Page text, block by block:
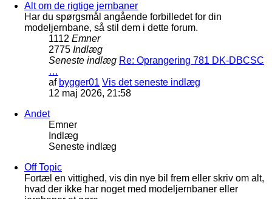
Alt om de rigtige jernbaner
Har du spørgsmål angående forbilledet for din
modeljernbane, så stil dem i dette forum.
1112 Emner
2775 Indlæg
Seneste indlæg Re: Oprangering 781 DK-DBCSC
…
af bygger01 Vis det seneste indlæg
12 maj 2026, 21:58
Andet
Emner
Indlæg
Seneste indlæg
Off Topic
Fortæl en vittighed, vis din nye bil frem eller skriv om alt,
hvad der ikke har noget med modeljernbaner eller